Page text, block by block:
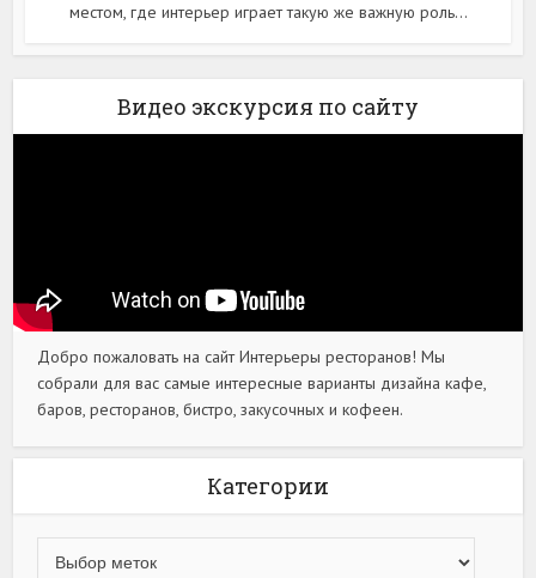
местом, где интерьер играет такую же важную роль...
Видео экскурсия по сайту
Добро пожаловать на сайт Интерьеры ресторанов! Мы
собрали для вас самые интересные варианты дизайна кафе,
баров, ресторанов, бистро, закусочных и кофеен.
Категории